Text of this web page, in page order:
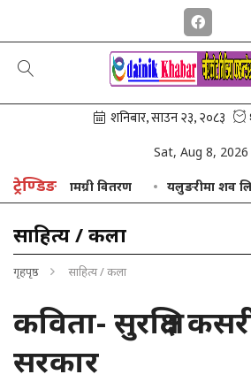
Sat, Aug 8, 2026
ट्रेण्डिङ
सामग्री वितरण यलुङरीमा शव लिन गएको
साहित्य / कला
गृहपृष्ठ साहित्य / कला
कविता- सुरक्षित
सरकार